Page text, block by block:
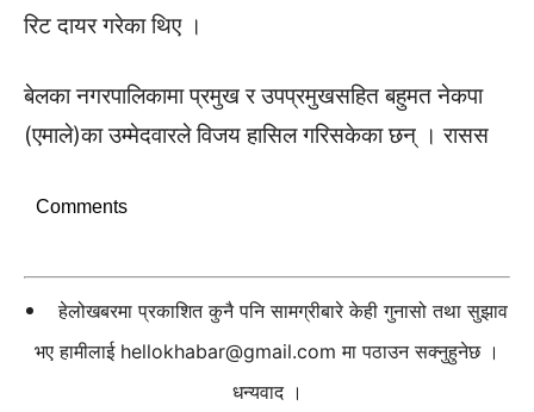
रिट दायर गरेका थिए ।
बेलका नगरपालिकामा प्रमुख र उपप्रमुखसहित बहुमत नेकपा
(एमाले)का उम्मेदवारले विजय हासिल गरिसकेका छन् । रासस
Comments
हेलोखबरमा प्रकाशित कुनै पनि सामग्रीबारे केही गुनासो तथा सुझाव
भए हामीलाई hellokhabar@gmail.com मा पठाउन सक्नुहुनेछ ।
धन्यवाद ।